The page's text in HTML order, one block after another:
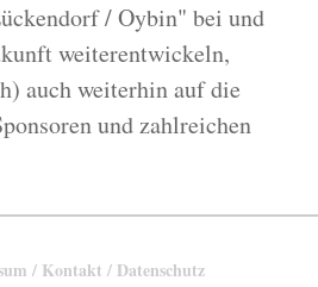
/ Oybin" bei und
weiterentwickeln,
auch weiterhin auf die
und zahlreichen
/ Kontakt / Datenschutz